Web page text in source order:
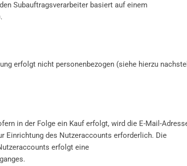
Subauftragsverarbeiter basiert auf einem
erfolgt nicht personenbezogen (siehe hierzu
in der Folge ein Kauf erfolgt, wird die E-Mail-
Einrichtung des Nutzeraccounts erforderlich. Die
erfolgt eine